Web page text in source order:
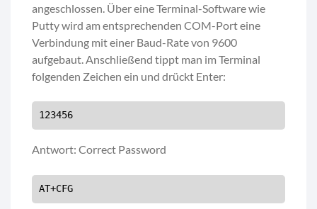
angeschlossen. Über eine Terminal-Software wie
Putty wird am entsprechenden COM-Port eine
Verbindung mit einer Baud-Rate von 9600
aufgebaut. Anschließend tippt man im Terminal
folgenden Zeichen ein und drückt Enter:
123456
Antwort: Correct Password
AT+CFG